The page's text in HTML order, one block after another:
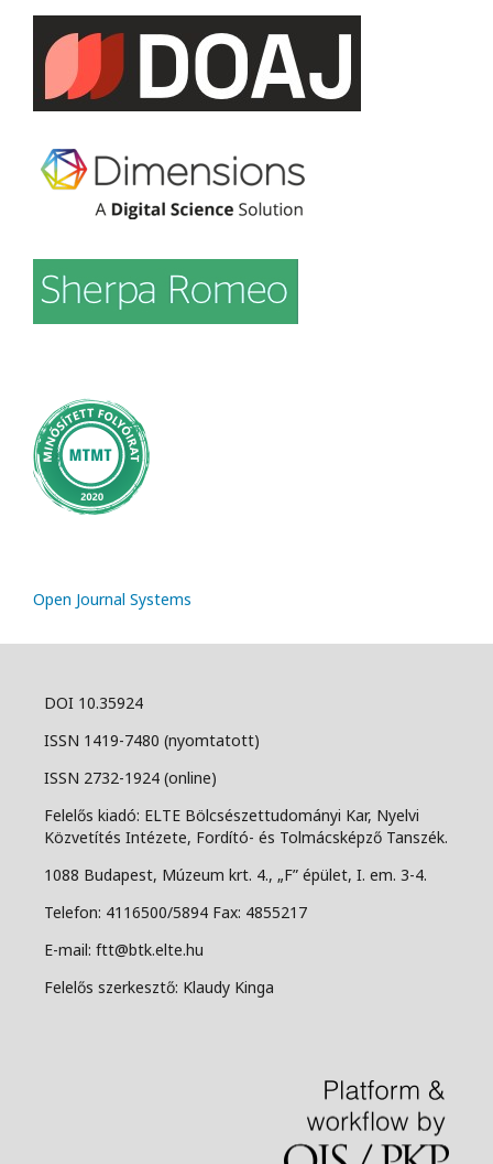
Open Journal Systems
DOI 10.35924
ISSN 1419-7480 (nyomtatott)
ISSN 2732-1924 (online)
Felelős kiadó: ELTE Bölcsészettudományi Kar, Nyelvi
Közvetítés Intézete, Fordító- és Tolmácsképző Tanszék.
1088 Budapest, Múzeum krt. 4., „F” épület, I. em. 3-4.
Telefon: 4116500/5894 Fax: 4855217
E-mail: ftt@btk.elte.hu
Felelős szerkesztő: Klaudy Kinga